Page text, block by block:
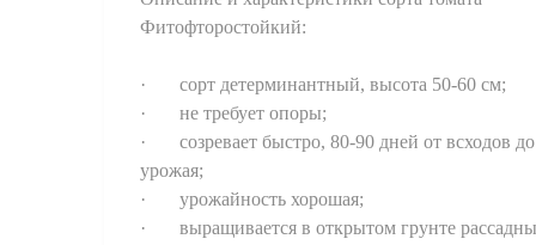
Фитофторостойкий:
· сорт детерминантный, высота 50-60 см;
· не требует опоры;
· созревает быстро, 80-90 дней от всходов до
урожая;
· урожайность хорошая;
· выращивается в открытом грунте